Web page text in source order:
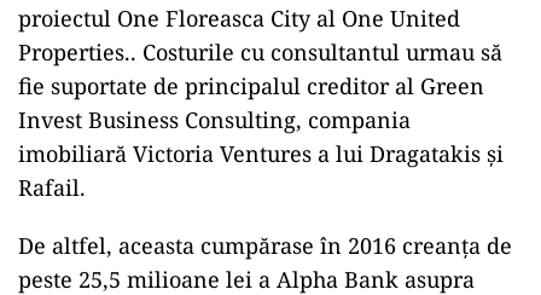
proiectul One Floreasca City al One United
Properties.. Costurile cu consultantul urmau să
fie suportate de principalul creditor al Green
Invest Business Consulting, compania
imobiliară Victoria Ventures a lui Dragatakis și
Rafail.
De altfel, aceasta cumpărase în 2016 creanța de
peste 25,5 milioane lei a Alpha Bank asupra